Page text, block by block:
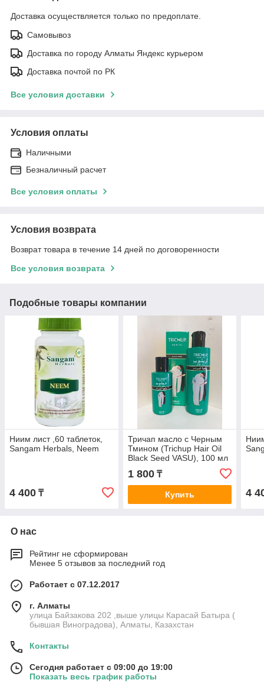
Доставка осуществляется только по предоплате.
Самовывоз
Доставка по городу Алматы Яндекс курьером
Доставка почтой по РК
Все условия доставки
Условия оплаты
Наличными
Безналичный расчет
Все условия оплаты
Условия возврата
Возврат товара в течение 14 дней по договоренности
Все условия возврата
Подобные товары компании
Ниим лист ,60 таблеток,
Sangam Herbals, Neem
4 400 ₸
Тричап масло с Черным
Тмином (Trichup Hair Oil
Black Seed VASU), 100 мл
1 800₸
Купить 4
О нас
Рейтинг не сформирован
Менее 5 отзывов за последний год
Работает с 07.12.2017
г. Алматы
улица Байзакова 202 ,выше улицы Карасай Батыра (
бывшая Виноградова), Алматы, Казахстан
Контакты
Сегодня работает с 09:00 до 19:00
Показать весь график работы